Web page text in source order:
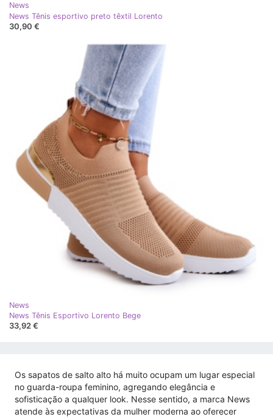
News
News Tênis esportivo preto têxtil Lorento
30,90 €
News
News Tênis Esportivo Lorento Bege
33,92 €
Os sapatos de salto alto há muito ocupam um lugar especial
no guarda-roupa feminino, agregando elegância e
sofisticação a qualquer look. Nesse sentido, a marca News
atende às expectativas da mulher moderna ao oferecer